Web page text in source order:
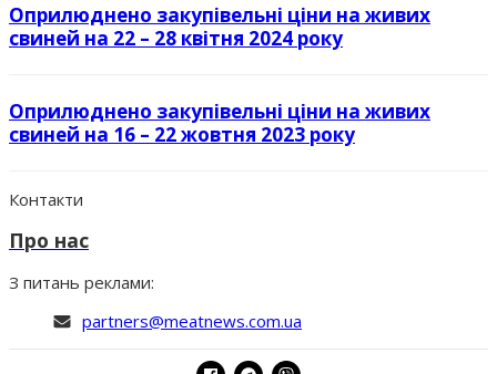
Оприлюднено закупівельні ціни на живих
свиней на 22 – 28 квітня 2024 року
Оприлюднено закупівельні ціни на живих
свиней на 16 – 22 жовтня 2023 року
Контакти
Про нас
З питань реклами:
partners@meatnews.com.ua